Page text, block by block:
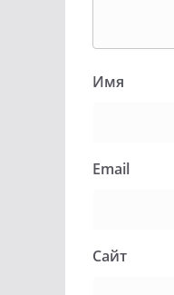
Имя
Email
Сайт